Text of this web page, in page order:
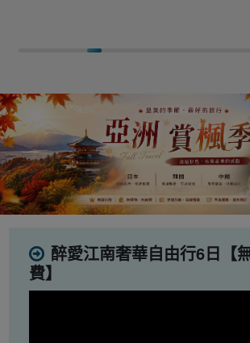
醉愛江南奢華自由行6日【
費】